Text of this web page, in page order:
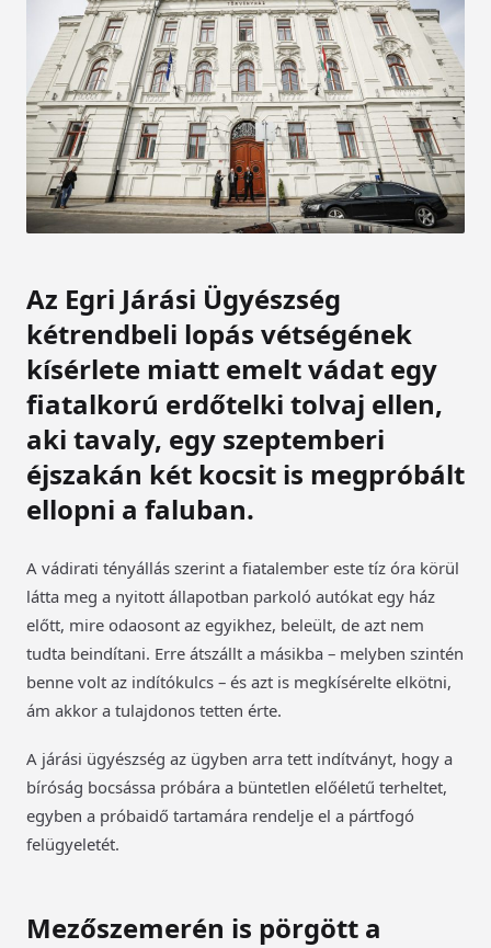
Az Egri Járási Ügyészség
kétrendbeli lopás vétségének
kísérlete miatt emelt vádat egy
fiatalkorú erdőtelki tolvaj ellen,
aki tavaly, egy szeptemberi
éjszakán két kocsit is megpróbált
ellopni a faluban.
A vádirati tényállás szerint a fiatalember este tíz óra körül
látta meg a nyitott állapotban parkoló autókat egy ház
előtt, mire odaosont az egyikhez, beleült, de azt nem
tudta beindítani. Erre átszállt a másikba – melyben szintén
benne volt az indítókulcs – és azt is megkísérelte elkötni,
ám akkor a tulajdonos tetten érte.
A járási ügyészség az ügyben arra tett indítványt, hogy a
bíróság bocsássa próbára a büntetlen előéletű terheltet,
egyben a próbaidő tartamára rendelje el a pártfogó
felügyeletét.
Mezőszemerén is pörgött a